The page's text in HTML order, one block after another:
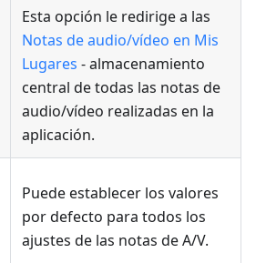
Esta opción le redirige a las
Notas de audio/vídeo en Mis
Lugares - almacenamiento
central de todas las notas de
audio/vídeo realizadas en la
aplicación.
Puede establecer los valores
por defecto para todos los
ajustes de las notas de A/V.